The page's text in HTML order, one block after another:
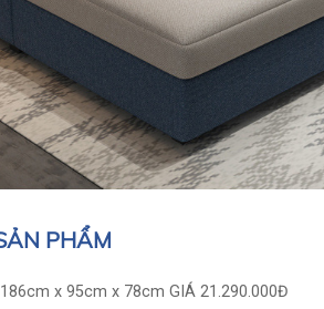
PHẨM
x 95cm x 78cm GIÁ 21.290.000Đ